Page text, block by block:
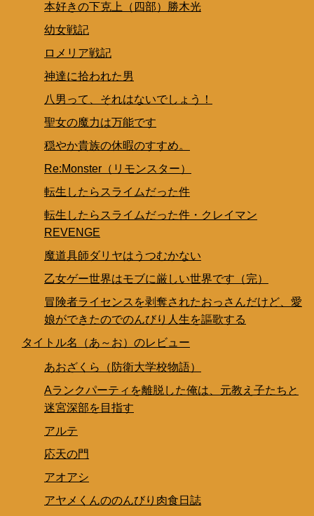
本好きの下克上（四部）勝木光
幼女戦記
ロメリア戦記
神達に拾われた男
八男って、それはないでしょう！
聖女の魔力は万能です
穏やか貴族の休暇のすすめ。
Re:Monster（リモンスター）
転生したらスライムだった件
転生したらスライムだった件・クレイマン
REVENGE
魔道具師ダリヤはうつむかない
乙女ゲー世界はモブに厳しい世界です（完）
冒険者ライセンスを剥奪されたおっさんだけど、愛
娘ができたのでのんびり人生を謳歌する
タイトル名（あ～お）のレビュー
あおざくら（防衛大学校物語）
Aランクパーティを離脱した俺は、元教え子たちと
迷宮深部を目指す
アルテ
応天の門
アオアシ
アヤメくんののんびり肉食日誌